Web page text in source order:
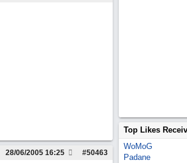
#50463
28/06/2005 16:25
Top Likes
WoMoG
Padane